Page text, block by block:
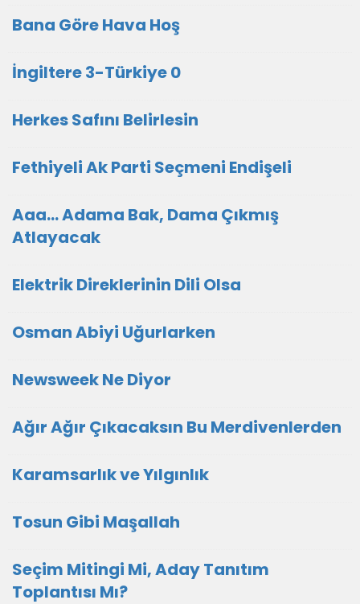
Bana Göre Hava Hoş
İngiltere 3-Türkiye 0
Herkes Safını Belirlesin
Fethiyeli Ak Parti Seçmeni Endişeli
Aaa... Adama Bak, Dama Çıkmış
Atlayacak
Elektrik Direklerinin Dili Olsa
Osman Abiyi Uğurlarken
Newsweek Ne Diyor
Ağır Ağır Çıkacaksın Bu Merdivenlerden
Karamsarlık ve Yılgınlık
Tosun Gibi Maşallah
Seçim Mitingi Mi, Aday Tanıtım
Toplantısı Mı?